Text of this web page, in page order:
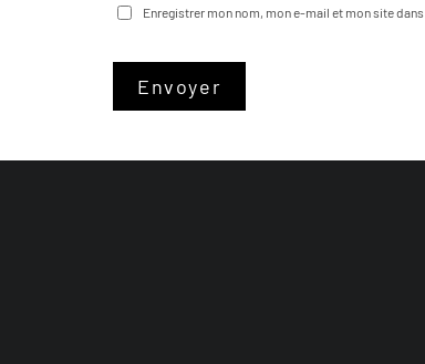
Enregistrer mon nom, mon e-mail et mon site